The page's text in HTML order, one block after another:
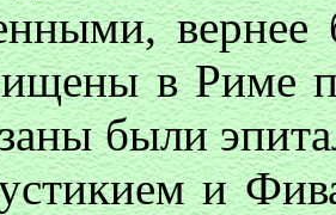
в Риме
были
и